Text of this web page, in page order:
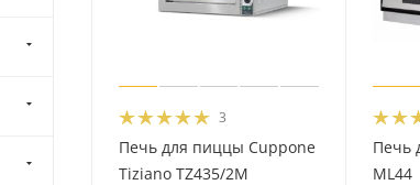
3
Печь для пиццы Cuppone
Tiziano TZ435/2M
Печь
ML44